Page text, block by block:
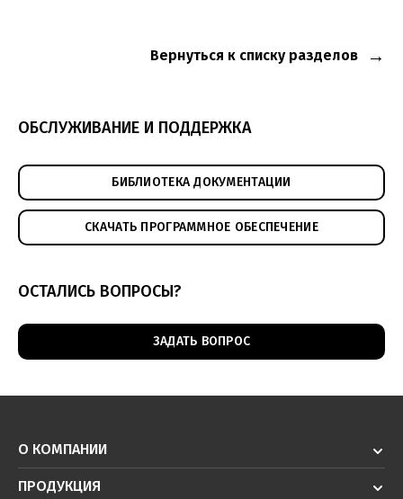
Вернуться к списку разделов
ОБСЛУЖИВАНИЕ И ПОДДЕРЖКА
БИБЛИОТЕКА ДОКУМЕНТАЦИИ
СКАЧАТЬ ПРОГРАММНОЕ ОБЕСПЕЧЕНИЕ
ОСТАЛИСЬ ВОПРОСЫ?
ЗАДАТЬ ВОПРОС
О КОМПАНИИ
ПРОДУКЦИЯ